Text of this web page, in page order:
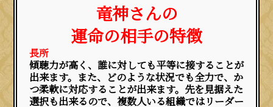
竜神さんの
運命の相手の特徴
長所
傾聴力が高く、誰に対しても平等に接することが
出来ます。また、どのような状況でも全力で、か
つ柔軟に対応することが出来ます。先を見据えた
選択も出来るので、複数人いる組織ではリーダー